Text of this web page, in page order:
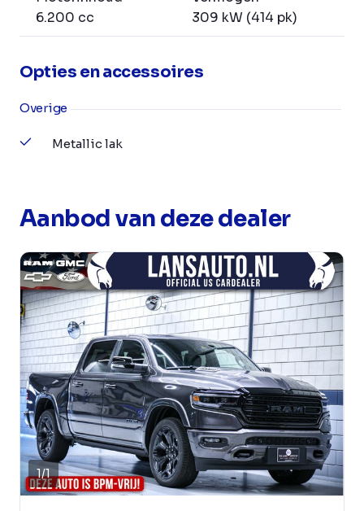
6.200 cc
309 kW (414 pk)
Opties en accessoires
Overige
Metallic lak
Aanbod van deze dealer
1/1